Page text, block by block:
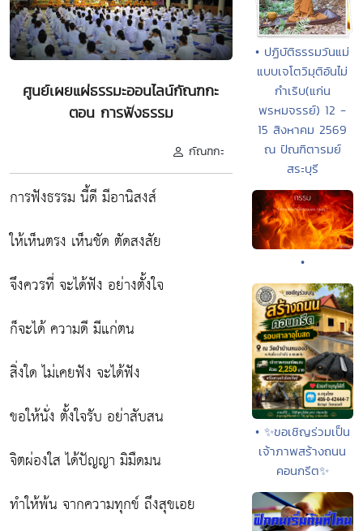
ศูนย์เผยแผ่ธรรมะออนไลน์กัณฑกะ
ตอน การฟังธรรม
กัณฑกะ
การฟังธรรม นี้ดี มีอานิสงส์
ให้เห็นตรง เห็นชัด ตัดสงสัย
จึงควรที่ จะได้ฟัง อย่างตั้งใจ
ก็จะได้ ความดี มีแก่ตน
สิ่งใด ไม่เคยฟัง จะได้ฟัง
ขอให้นั่ง ตั้งใจรับ อย่าสับสน
จิตผ่องใส ได้ปัญญา มิมืดมน
ทำให้พ้น จากความทุกข์ ถึงสุขเอย
• ปฏิบัติธรรมวันแม่
แบบเจโตวิมุติอันไม่
กำเริบ(แก่น
พรหมจรรย์) 12 -
15 สิงหาคม 2569
ณ ปัณฑิตารมย์
สระบุรี
•
• ✨ขอเชิญร่วมเป็น
เจ้าภาพสร้างถนน
คอนกรีต✨